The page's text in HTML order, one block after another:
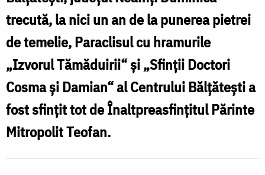
trecută, la nici un an de la punerea pietrei
de temelie, Paraclisul cu hramurile
„Izvorul Tămăduirii“ şi „Sfinţii Doctori
Cosma şi Damian“ al Centrului Bălţăteşti a
fost sfințit tot de Înaltpreasfințitul Părinte
Mitropolit Teofan.